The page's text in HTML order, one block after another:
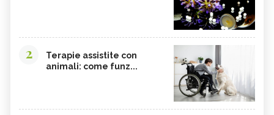
2
Terapie assistite con
animali: come funz...